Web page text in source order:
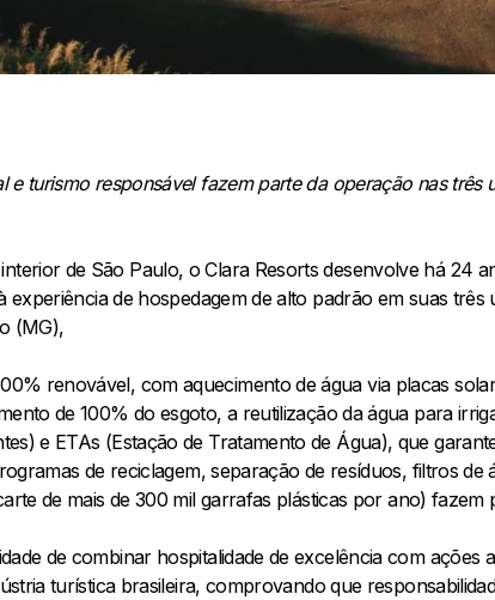
e turismo responsável fazem parte da operação nas três
de São Paulo, o Clara Resorts desenvolve há 24
experiência de hospedagem de alto padrão em suas três
(MG),
renovável, com aquecimento de água via placas
de 100% do esgoto, a reutilização da água para
e ETAs (Estação de Tratamento de Água), que
de reciclagem, separação de resíduos, filtros de
de mais de 300 mil garrafas plásticas por ano)
de combinar hospitalidade de excelência com ações
turística brasileira, comprovando que